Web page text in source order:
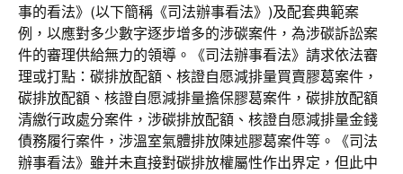
事的看法》(以下簡稱《司法辦事看法》)及配套典範案
例，以應對多少數字逐步增多的涉碳案件，為涉碳訴訟案
件的審理供給無力的領導。《司法辦事看法》請求依法審
理或打點：碳排放配額、核證自愿減排量買賣膠葛案件，
碳排放配額、核證自愿減排量擔保膠葛案件，碳排放配額
清繳行政處分案件，涉碳排放配額、核證自愿減排量金錢
債務履行案件，涉溫室氣體排放陳述膠葛案件等。《司法
辦事看法》雖并未直接對碳排放權屬性作出界定，但此中